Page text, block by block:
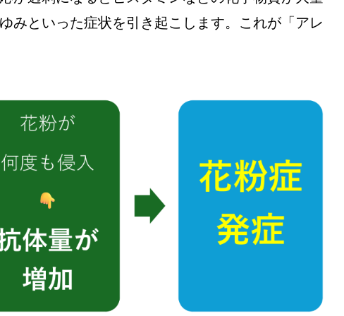
みといった症状を引き起こします。これが「アレ